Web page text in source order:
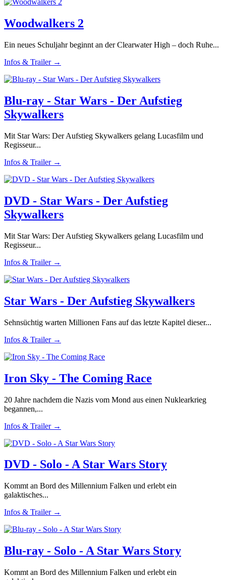
Woodwalkers 2
Ein neues Schuljahr beginnt an der Clearwater High – doch Ruhe...
Infos & Trailer →
Blu-ray - Star Wars - Der Aufstieg
Skywalkers
Mit Star Wars: Der Aufstieg Skywalkers gelang Lucasfilm und
Regisseur...
Infos & Trailer →
DVD - Star Wars - Der Aufstieg
Skywalkers
Mit Star Wars: Der Aufstieg Skywalkers gelang Lucasfilm und
Regisseur...
Infos & Trailer →
Star Wars - Der Aufstieg Skywalkers
Sehnsüchtig warten Millionen Fans auf das letzte Kapitel dieser...
Infos & Trailer →
Iron Sky - The Coming Race
20 Jahre nachdem die Nazis vom Mond aus einen Nuklearkrieg
begannen,...
Infos & Trailer →
DVD - Solo - A Star Wars Story
Kommt an Bord des Millennium Falken und erlebt ein
galaktisches...
Infos & Trailer →
Blu-ray - Solo - A Star Wars Story
Kommt an Bord des Millennium Falken und erlebt ein